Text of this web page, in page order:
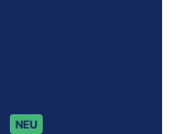
NEU